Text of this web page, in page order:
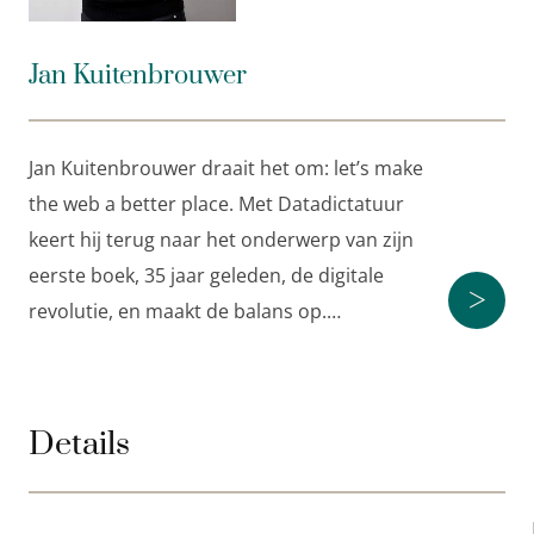
openbare orde in de digitale wereld een maatstaf
Jan Kuitenbrouwer
a better place.MetDatadictatuurkeert hij terug naar
het onderwerp van zijn eerste boek, 35 jaar geleden,
de digitale revolutie, en maakt de balans op. Tijd
voor een beschavingsoffensief in de digitale wereld.
Jan Kuitenbrouwer
Jan Kuitenbrouwer draait het om: let’s make
the web a better place. Met Datadictatuur
keert hij terug naar het onderwerp van zijn
eerste boek, 35 jaar geleden, de digitale
revolutie, en maakt de balans op.…
>
Details